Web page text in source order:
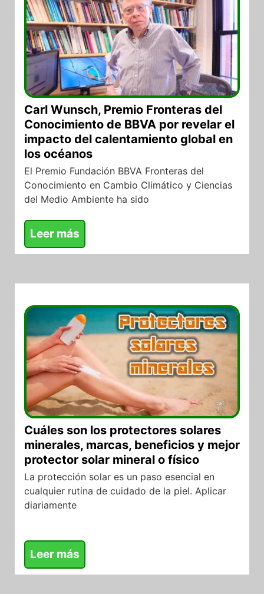
Carl Wunsch, Premio Fronteras del
Conocimiento de BBVA por revelar el
impacto del calentamiento global en
los océanos
El Premio Fundación BBVA Fronteras del
Conocimiento en Cambio Climático y Ciencias
del Medio Ambiente ha sido
Leer más
Cuáles son los protectores solares
minerales, marcas, beneficios y mejor
protector solar mineral o físico
La protección solar es un paso esencial en
cualquier rutina de cuidado de la piel. Aplicar
diariamente
Leer más